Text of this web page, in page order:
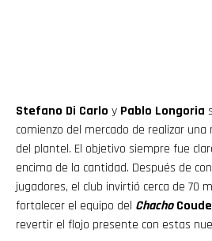
Stefano Di Carlo y Pablo Longoria
comienzo del mercado de realizar
del plantel. El objetivo siempre fue
encima de la cantidad. Después de
jugadores, el club invirtió cerca de 70
fortalecer el equipo del Chacho
revertir el flojo presente con estas